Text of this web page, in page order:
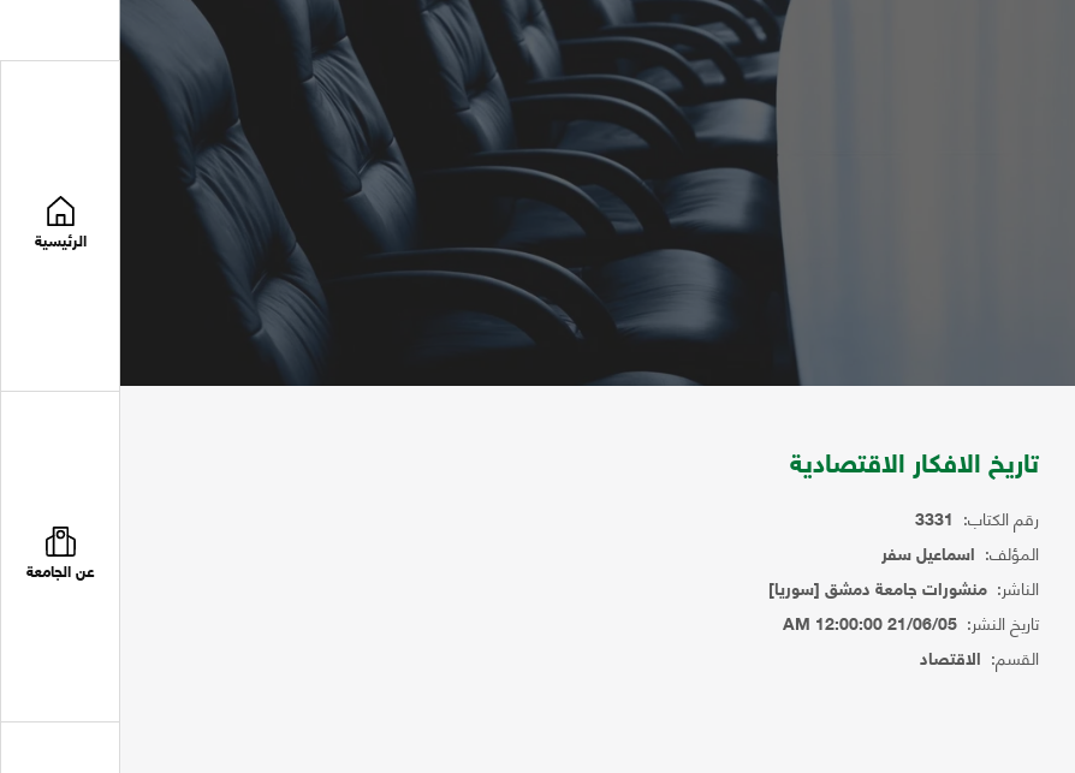
الرئيسية
عن الجامعة
تاريخ الافكار الاقتصادية
رقم الكتاب: 3331
المؤلف: اسماعيل سفر
الناشر: منشورات جامعة دمشق [سوريا]
تاريخ النشر: 21/06/05 12:00:00 AM
القسم: الاقتصاد